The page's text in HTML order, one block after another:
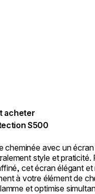
acheter
S500
cheminée avec un
style et praticité.
cet écran élégant
à votre élément de
et optimise